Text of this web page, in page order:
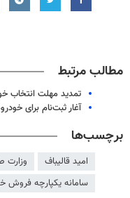
مطالب مرتبط
تمدید مهلت انتخاب
آغار ثبت‌نام برای‌
برچسب‌ها
امید قالیباف
سامانه یکپارچه فروش